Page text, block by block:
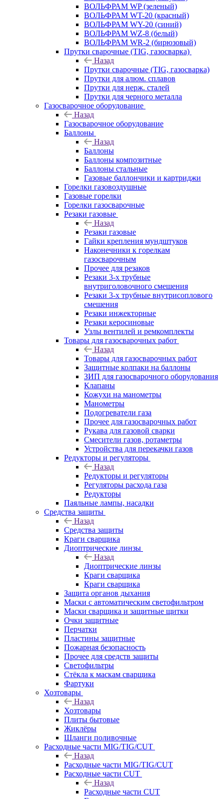
ВОЛЬФРАМ WP (зеленый)
ВОЛЬФРАМ WT-20 (красный)
ВОЛЬФРАМ WY-20 (синий)
ВОЛЬФРАМ WZ-8 (белый)
ВОЛЬФРАМ WR-2 (бирюзовый)
Прутки сварочные (TIG, газосварка)
Назад
Прутки сварочные (TIG, газосварка)
Прутки для алюм. сплавов
Прутки для нерж. сталей
Прутки для черного металла
Газосварочное оборудование
Назад
Газосварочное оборудование
Баллоны
Назад
Баллоны
Баллоны композитные
Баллоны стальные
Газовые баллончики и картриджи
Горелки газовоздушные
Газовые горелки
Горелки газосварочные
Резаки газовые
Назад
Резаки газовые
Гайки крепления мундштуков
Наконечники к горелкам
газосварочным
Прочее для резаков
Резаки 3-х трубные
внутриголовочного смешения
Резаки 3-х трубные внутрисоплового
смешения
Резаки инжекторные
Резаки керосиновые
Узлы вентилей и ремкомплекты
Товары для газосварочных работ
Назад
Товары для газосварочных работ
Защитные колпаки на баллоны
ЗИП для газосварочного оборудования
Клапаны
Кожухи на манометры
Манометры
Подогреватели газа
Прочее для газосварочных работ
Рукава для газовой сварки
Смесители газов, ротаметры
Устройства для перекачки газов
Редукторы и регуляторы
Назад
Редукторы и регуляторы
Регуляторы расхода газа
Редукторы
Паяльные лампы, насадки
Средства защиты
Назад
Средства защиты
Краги сварщика
Диоптрические линзы
Назад
Диоптрические линзы
Краги сварщика
Краги сварщика
Защита органов дыхания
Маски с автоматическим светофильтром
Маски сварщика и защитные щитки
Очки защитные
Перчатки
Пластины защитные
Пожарная безопасность
Прочее для средств защиты
Светофильтры
Стёкла к маскам сварщика
Фартуки
Хозтовары
Назад
Хозтовары
Плиты бытовые
Жиклёры
Шланги поливочные
Расходные части MIG/TIG/CUT
Назад
Расходные части MIG/TIG/CUT
Расходные части CUT
Назад
Расходные части CUT